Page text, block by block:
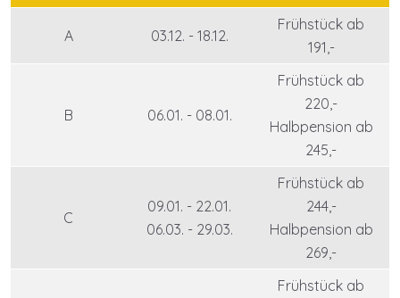
A 03.12. - 18.12.
Frühstück ab
191,-
B 06.01. - 08.01.
Frühstück ab
220,-
Halbpension ab
245,-
C
09.01. - 22.01.
06.03. - 29.03.
Frühstück ab
244,-
Halbpension ab
269,-
Frühstück ab